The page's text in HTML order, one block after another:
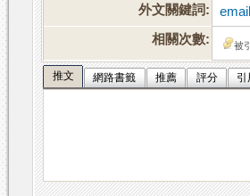
外文關鍵詞:
相關次數:
被
推文 網路書籤 推薦 評分 引